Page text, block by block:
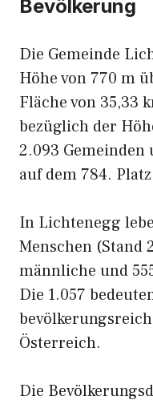
Bevölkerung
Die Gemeinde
Höhe von 770 m
Fläche von 35,33
bezüglich der
2.093
auf dem 784.
In Lichtenegg
Menschen (Stand
männliche und
Die 1.057
Österreich.
Die